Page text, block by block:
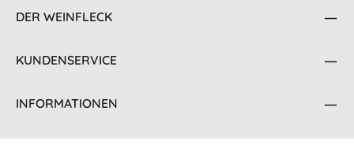
DER WEINFLECK
KUNDENSERVICE
INFORMATIONEN